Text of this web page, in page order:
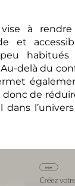
à rendre
et
delà du
de
dans